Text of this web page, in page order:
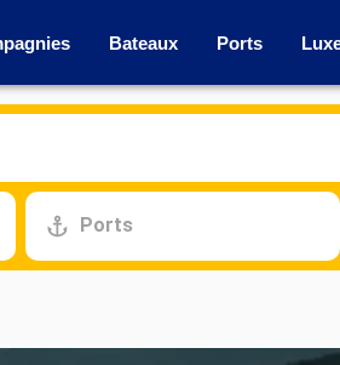
Bateaux Ports
Ports